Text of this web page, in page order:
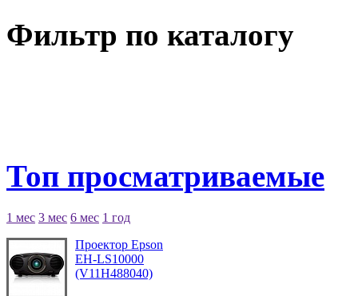
Фильтр по каталогу
Топ просматриваемые
1 мес 3 мес 6 мес 1 год
Проектор Epson
EH-LS10000
(V11H488040)